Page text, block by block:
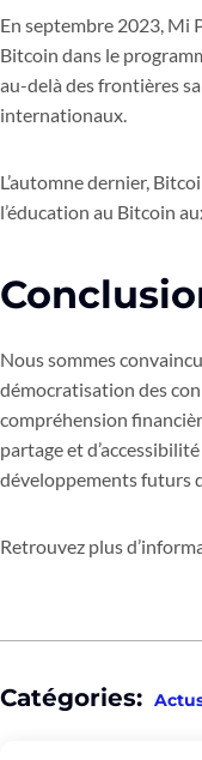
En septembre 2023, Mi
Bitcoin dans le
au-delà des frontières
internationaux.
L’automne dernier,
l’éducation au Bitcoin
Nous sommes
démocratisation des
compréhension
partage et
développements futurs
Retrouvez plus
Catégories: